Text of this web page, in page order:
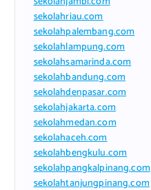
sekolahriau.com
sekolahpalembang.com
sekolahlampung.com
sekolahsamarinda.com
sekolahbandung.com
sekolahdenpasar.com
sekolahjakarta.com
sekolahmedan.com
sekolahaceh.com
sekolahbengkulu.com
sekolahpangkalpinang.com
sekolahtanjungpinang.com